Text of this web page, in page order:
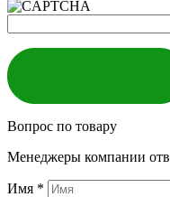
Вопрос по товару
Менеджеры компании
Имя *